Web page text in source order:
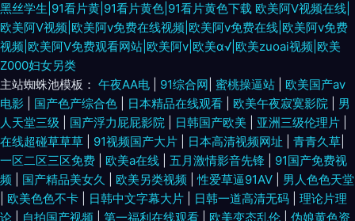
黑丝学生|91看片黄|91看片黄色|91看片黄色下载 欧美阿V视频在线|
欧美阿V视频|欧美阿v免费在线视频|欧美阿v免费在线|欧美阿v免费
视频|欧美阿V免费观看网站|欧美阿v|欧美α√|欧美zuoai视频|欧美
Z000妇女另类
主站蜘蛛池模板： 午夜AA电 91综合网 蜜桃操逼站
欧美国产aⅴ
电影
国产色产综合色 日本精品在线观看 欧美午夜寂寞影院
男
人天堂三级
国产浮力屁屁影院 日韩国产欧美 亚洲三级伦理片
在线超碰草草草
91视频国产大片 日本高清视频网址 青青久草
一区二区三区免费
欧美a在线 五月激情影音先锋
91国产免费视
频
国产精品美女久 欧美另类视频 |性爱草逼91AV
男人色色天堂
欧美色色不卡 日韩中文字幕大片 日韩一道高清无码
理论片理
论
自拍国产视频 第一福利在线观看 欧美变态乱伦 伪娘黄色资